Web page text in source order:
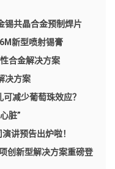
锡共晶合金预制焊片
新型喷射锡膏
合金解决方案
决方案
减少葡萄珠效应？
脏”
讲预告出炉啦！
创新型解决方案重磅登